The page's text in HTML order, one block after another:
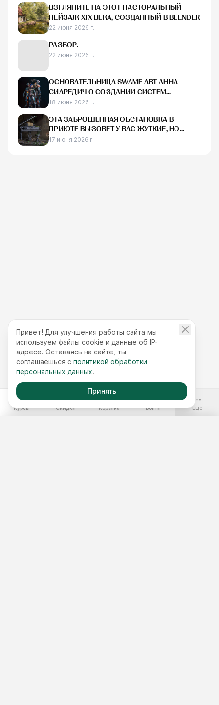
ВЗГЛЯНИТЕ НА ЭТОТ ПАСТОРАЛЬНЫЙ
ПЕЙЗАЖ XIX ВЕКА, СОЗДАННЫЙ В BLENDER
22 июня 2026 г.
РАЗБОР.
22 июня 2026 г.
ОСНОВАТЕЛЬНИЦА SWAME ART АННА
СИАРЕДИЧ О СОЗДАНИИ СИСТЕМ
ПРОИЗВОДСТВА AAA-ИГР
18 июня 2026 г.
ЭТА ЗАБРОШЕННАЯ ОБСТАНОВКА В
ПРИЮТЕ ВЫЗОВЕТ У ВАС ЖУТКИЕ, НО
НОСТАЛЬГИЧЕСКИЕ ОЩУЩЕНИЯ
17 июня 2026 г.
Курсы Скидки Корзина Войти Ещё
Привет! Для улучшения работы сайта мы
используем файлы cookie и данные об IP-
адресе. Оставаясь на сайте, ты
соглашаешься с политикой обработки
персональных данных.
Принять